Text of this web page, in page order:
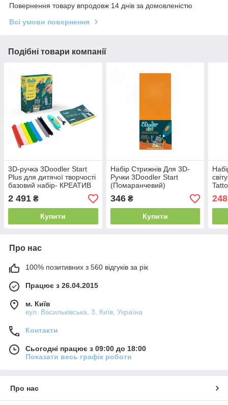
Повернення товару впродовж 14 днів за домовленістю
Всі умови повернення
Подібні товари компанії
3D-ручка 3Doodler Start
Plus для дитячої творчості
базовий набір- КРЕАТИВ
(72 стрижні)
2 491 ₴
Купити
Набір Стрижнів Для 3D-
Ручки 3Doodler Start
(Помаранчевий)
346₴
Купити
248
Про нас
100% позитивних з 560 відгуків за рік
Працює з 26.04.2015
м. Київ
вул. Васильківська, 3, Київ, Україна
Контакти
Сьогодні працює з 09:00 до 18:00
Показати весь графік роботи
Про нас